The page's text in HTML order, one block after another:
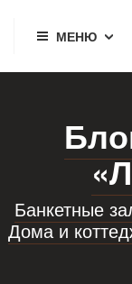
МЕНЮ
Банкетные
Дома и